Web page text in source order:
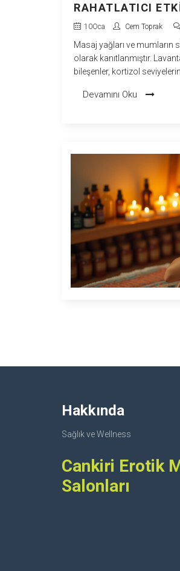
RAHATLATICI
TEMELLERI
10Oca Cem Toprak
Masaj yağları ve mumların
olarak kanıtlanmıştır.
bileşenler, kortizol
katlanır.
Devamını Oku
Hakkında
Sağlık ve Wellness
Cankiri Erotik
Salonları